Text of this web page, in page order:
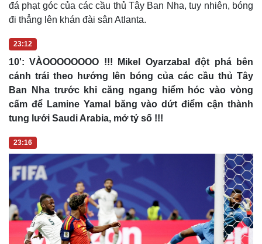
đá phạt góc của các cầu thủ Tây Ban Nha, tuy nhiên, bóng
đi thẳng lên khán đài sân Atlanta.
23:12
10': VÀOOOOOOOO !!! Mikel Oyarzabal đột phá bên
cánh trái theo hướng lên bóng của các cầu thủ Tây
Ban Nha trước khi căng ngang hiểm hóc vào vòng
cấm để Lamine Yamal băng vào dứt điểm cận thành
tung lưới Saudi Arabia, mở tỷ số !!!
23:16